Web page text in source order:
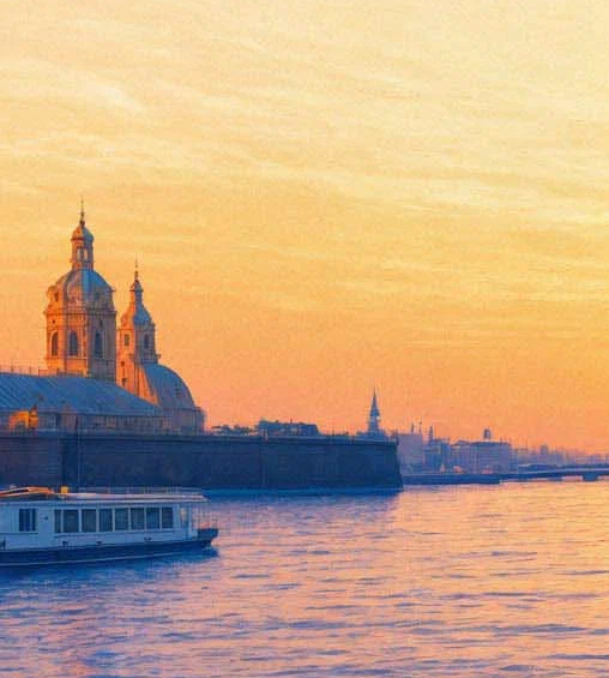
В Петербурге изучат реакцию
23 октября 2018,
Как зрители реагируют на современные фильмы о блокаде, изучат в
Петербурге Алексей Павловский, сообщает пресс-служба учреждения.
Исследование завершится не раньше октября 2019 года, после этого
«Тот факт, что только за 2018 год было анонсировано три
время. Но самым главным будет исследовать реакцию зрителей на
или противоречивой она может быть в действительности», —
Павловский также изучит художественные фильмы о блокаде,
картин станут частью будущей экспозиции.
Напомним, новый музейно-выставочный комплекс «Оборона и
вызывает дискуссии, например, пока непонятно, как распределятся